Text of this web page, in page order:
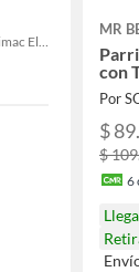
Sodimac Cerrillos, Sodimac San Miguel, Sodimac El Bosque, Sodimac Talagante
MR
con
Por
$
$
6